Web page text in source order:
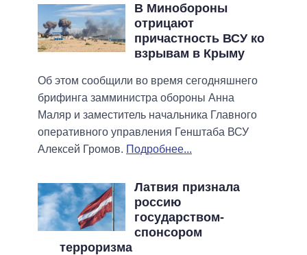
В Минобороны
отрицают
причастность ВСУ ко
взрывам в Крыму
Об этом сообщили во время сегодняшнего
брифинга замминистра обороны Анна
Маляр и заместитель начальника Главного
оперативного управления Генштаба ВСУ
Алексей Громов. Подробнее...
Латвия признала
россию
государством-
спонсором
терроризма